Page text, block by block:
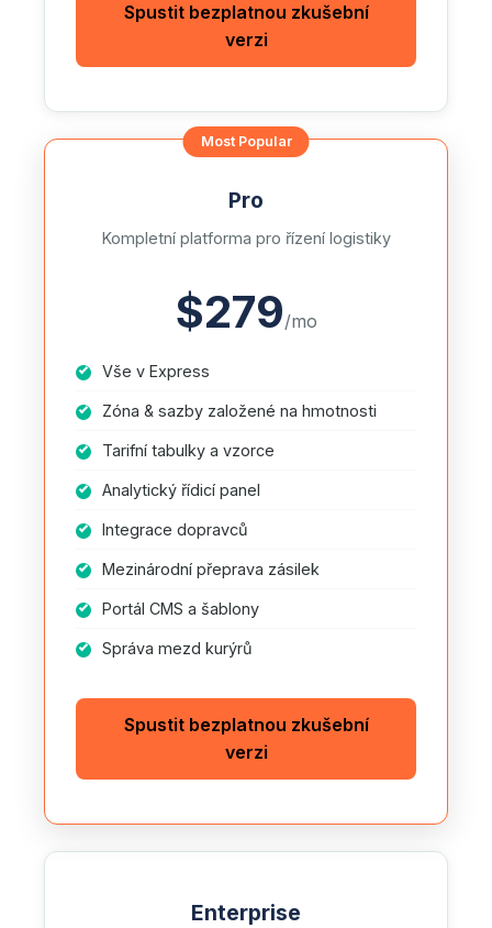
Spustit bezplatnou zkušební
verzi
Pro
Kompletní platforma pro řízení logistiky
$279/mo
Vše v Express
Zóna & sazby založené na hmotnosti
Tarifní tabulky a vzorce
Analytický řídicí panel
Integrace dopravců
Mezinárodní přeprava zásilek
Portál CMS a šablony
Správa mezd kurýrů
Spustit bezplatnou zkušební
verzi
Enterprise